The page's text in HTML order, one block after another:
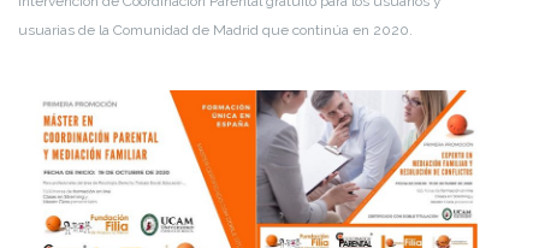
usuarias de la Comunidad de Madrid que continúa en 2020.